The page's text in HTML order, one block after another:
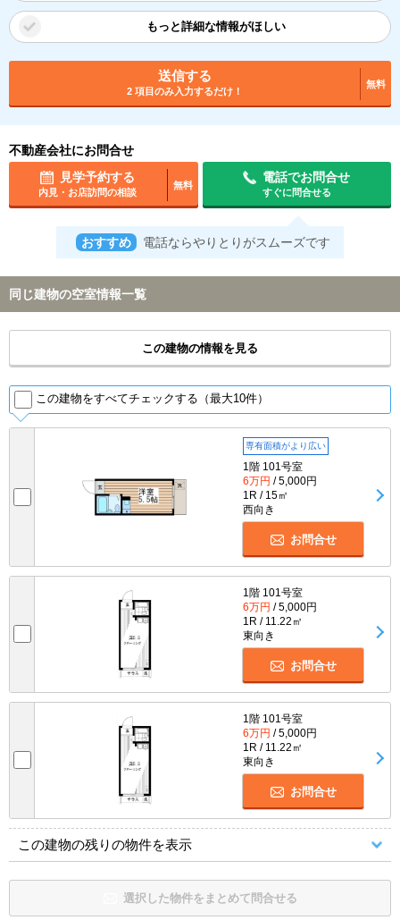
もっと詳細な情報がほしい
送信する
2 項目のみ入力するだけ！
無料
不動産会社にお問合せ
見学予約する
内見・お店訪問の相談
無料
電話でお問合せ
すぐに問合せる
おすすめ 電話ならやりとりがスムーズです
同じ建物の空室情報一覧
この建物の情報を見る
この建物をすべてチェックする（最大10件）
専有面積がより広い
1階 101号室
6万円 / 5,000円
1R / 15㎡
西向き
お問合せ
1階 101号室
6万円 / 5,000円
1R / 11.22㎡
東向き
お問合せ
1階 101号室
6万円 / 5,000円
1R / 11.22㎡
東向き
お問合せ
この建物の残りの物件を表示
選択した物件をまとめて問合せる